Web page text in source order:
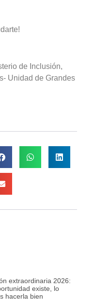
de Inclusión,
Unidad de Grandes
extraordinaria 2026:
existe, lo
hacerla bien